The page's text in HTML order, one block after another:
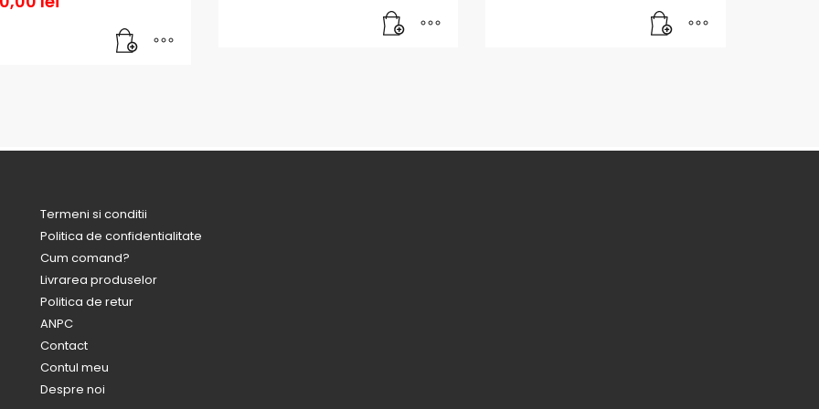
Termeni si conditii
Politica de confidentialitate
Cum comand?
Livrarea produselor
Politica de retur
ANPC
Contact
Contul meu
Despre noi